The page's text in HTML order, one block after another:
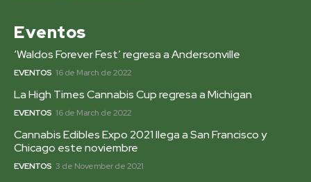
Eventos
‘Waldos Forever Fest’ regresa a Andersonville
EVENTOS 16 de March de 2022
La High Times Cannabis Cup regresa a Michigan
EVENTOS 16 de March de 2022
Cannabis Edibles Expo 2021 llega a San Francisco y
Chicago este noviembre
EVENTOS 3 de November de 2021